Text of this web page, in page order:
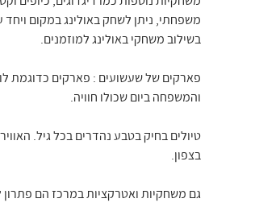
משפחתי, ניתן לשחק באולינג במקום
בשילוב משחקי באולינג למוזמנים.
פארקים של שעשועים : פארקים כדוגמת
והמשפחה ביום שכולו חוויה.
טיולים בחיק בטבע נהדרים בכל גיל.
בצפון.
גם משחקיות ואטרקציות במרכז הם